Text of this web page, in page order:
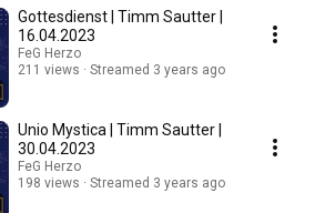
Gottesdienst | Timm Sautter |
16.04.2023
FeG Herzo
211 views
Streamed 3 years ago
Unio Mystica | Timm Sautter |
30.04.2023
FeG Herzo
198 views
Streamed 3 years ago